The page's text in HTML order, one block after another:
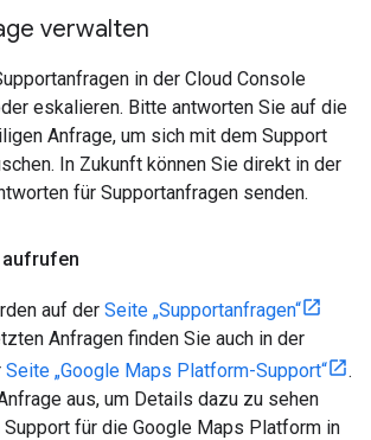
verwalten
in der Cloud Console
eskalieren. Bitte antworten Sie auf die
Anfrage, um sich mit dem Support
In Zukunft können Sie direkt in der
für Supportanfragen senden.
auf der Seite „Supportanfragen“
Anfragen finden Sie auch in der
Seite „Google Maps Platform-Support“
.
aus, um Details dazu zu sehen
für die Google Maps Platform in